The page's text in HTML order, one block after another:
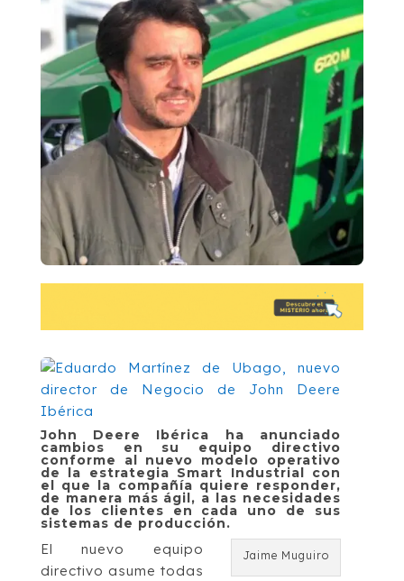
John Deere Ibérica ha anunciado
cambios en su equipo directivo
conforme al nuevo modelo operativo
de la estrategia Smart Industrial con
el que la compañía quiere responder,
de manera más ágil, a las necesidades
de los clientes en cada uno de sus
sistemas de producción.
Jaime Muguiro
El nuevo equipo
directivo asume todas